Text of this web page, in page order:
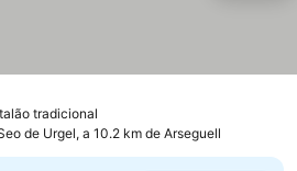
tradicional
de Urgel, a 10.2 km de Arseguell